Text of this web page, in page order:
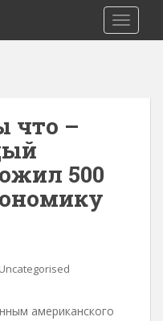
что –
500
Uncategorised
американского